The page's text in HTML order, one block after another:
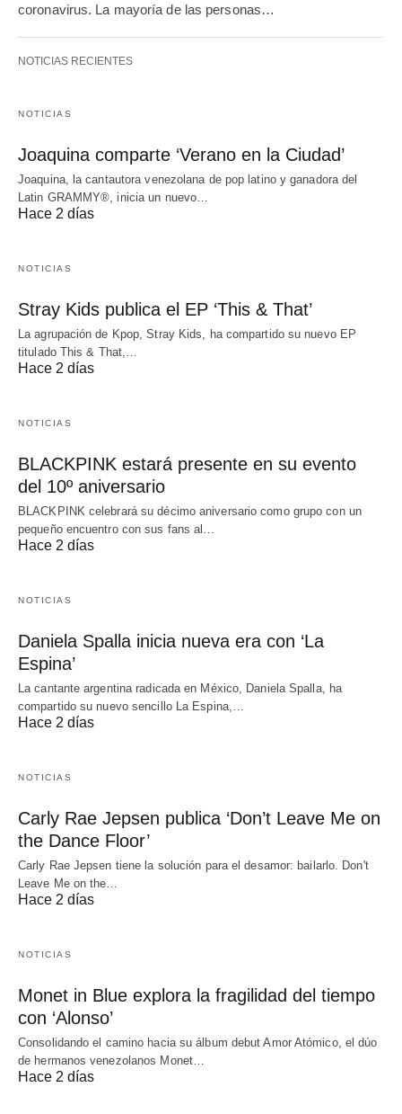
coronavirus. La mayoría de las personas…
NOTICIAS RECIENTES
NOTICIAS
Joaquina comparte ‘Verano en la Ciudad’
Joaquina, la cantautora venezolana de pop latino y ganadora del
Latin GRAMMY®, inicia un nuevo…
Hace 2 días
NOTICIAS
Stray Kids publica el EP ‘This & That’
La agrupación de Kpop, Stray Kids, ha compartido su nuevo EP
titulado This & That,…
Hace 2 días
NOTICIAS
BLACKPINK estará presente en su evento
del 10º aniversario
BLACKPINK celebrará su décimo aniversario como grupo con un
pequeño encuentro con sus fans al…
Hace 2 días
NOTICIAS
Daniela Spalla inicia nueva era con ‘La
Espina’
La cantante argentina radicada en México, Daniela Spalla, ha
compartido su nuevo sencillo La Espina,…
Hace 2 días
NOTICIAS
Carly Rae Jepsen publica ‘Don’t Leave Me on
the Dance Floor’
Carly Rae Jepsen tiene la solución para el desamor: bailarlo. Don't
Leave Me on the…
Hace 2 días
NOTICIAS
Monet in Blue explora la fragilidad del tiempo
con ‘Alonso’
Consolidando el camino hacia su álbum debut Amor Atómico, el dúo
de hermanos venezolanos Monet…
Hace 2 días